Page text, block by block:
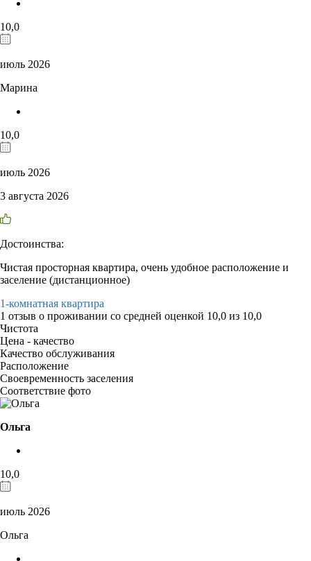
10,0
июль 2026
Марина
10,0
июль 2026
3 августа 2026
Достоинства:
Чистая просторная квартира, очень удобное расположение и
заселение (дистанционное)
1-комнатная квартира
1 отзыв о проживании со средней оценкой 10,0 из 10,0
Чистота
Цена - качество
Качество обслуживания
Расположение
Своевременность заселения
Соответствие фото
Ольга
10,0
июль 2026
Ольга